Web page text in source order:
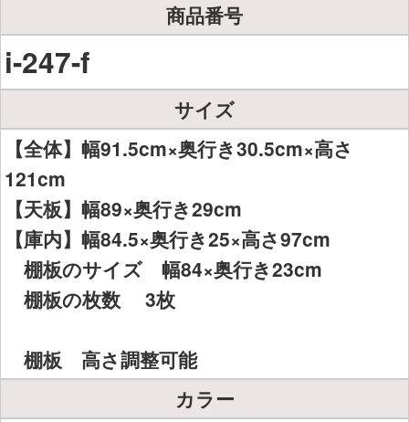
商品番号
i-247-f
サイズ
【全体】幅91.5cm×奥行き30.5cm×高さ
121cm
【天板】幅89×奥行き29cm
【庫内】幅84.5×奥行き25×高さ97cm
棚板のサイズ 幅84×奥行き23cm
棚板の枚数 3枚
棚板 高さ調整可能
カラー